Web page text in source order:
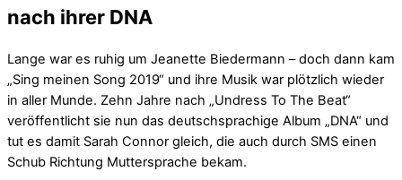
nach ihrer DNA
Lange war es ruhig um Jeanette Biedermann – doch dann kam
„Sing meinen Song 2019“ und ihre Musik war plötzlich wieder
in aller Munde. Zehn Jahre nach „Undress To The Beat“
veröffentlicht sie nun das deutschsprachige Album „DNA“ und
tut es damit Sarah Connor gleich, die auch durch SMS einen
Schub Richtung Muttersprache bekam.